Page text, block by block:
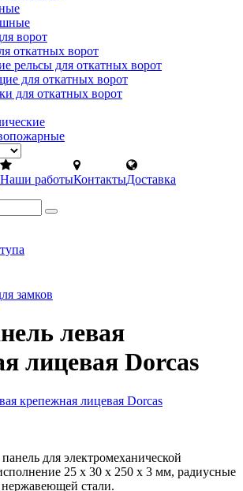
ворот
откатных ворот
рельсы для откатных ворот
для откатных ворот
для откатных ворот
Наши работыКонтактыДоставка
замков
левая
лицевая Dorcas
для электромеханической
25 х 30 x 250 x 3 мм, радиусные
нержавеющей стали.